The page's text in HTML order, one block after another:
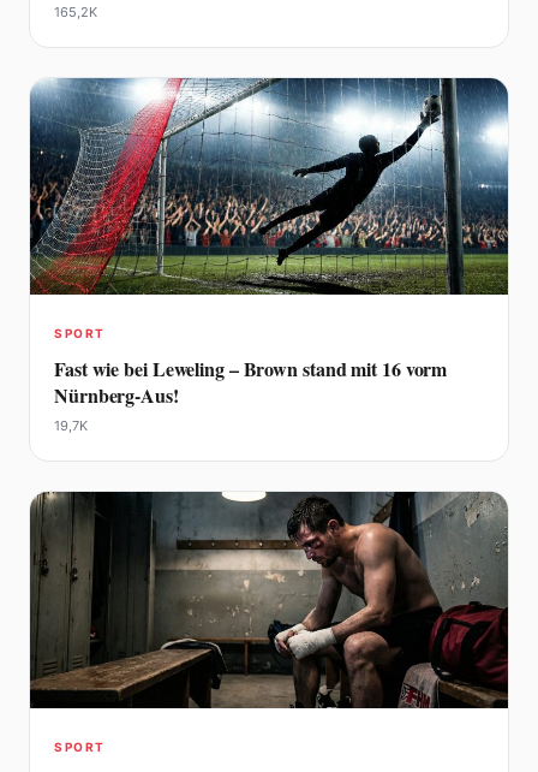
165,2K
SPORT
Fast wie bei Leweling – Brown stand mit 16 vorm
Nürnberg-Aus!
19,7K
SPORT